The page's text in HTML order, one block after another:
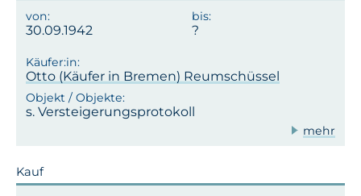
30.09.1942
Otto (Käufer in Bremen) Reumschüssel
s. Versteigerungsprotokoll
mehr
Kauf